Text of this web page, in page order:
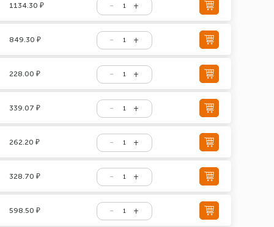
1134.30 ₽
849.30 ₽
228.00 ₽
339.07 ₽
262.20 ₽
328.70 ₽
598.50 ₽